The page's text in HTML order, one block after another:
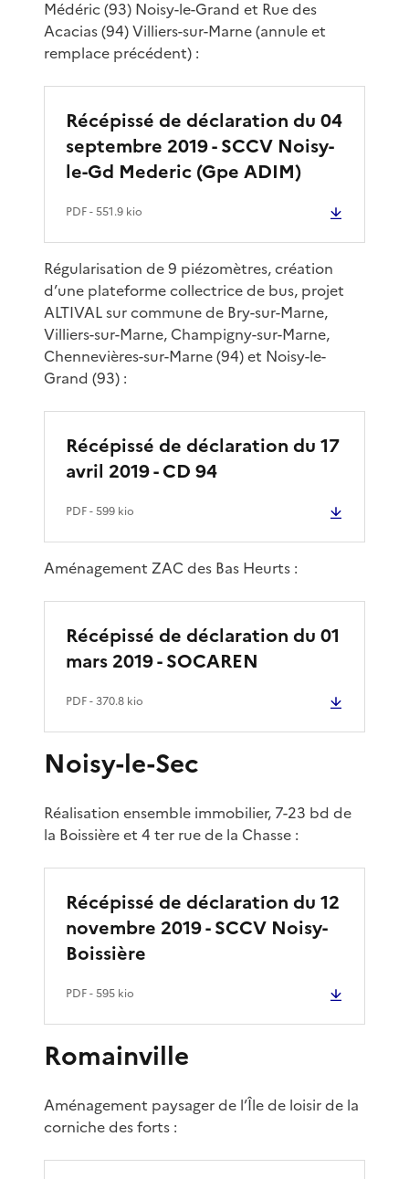
Médéric (93) Noisy-le-Grand et Rue des
Acacias (94) Villiers-sur-Marne (annule et
remplace précédent) :
Récépissé de déclaration du 04
septembre 2019 - SCCV Noisy-
le-Gd Mederic (Gpe ADIM)
PDF- 551.9 kio
Régularisation de 9 piézomètres, création
d’une plateforme collectrice de bus, projet
ALTIVAL sur commune de Bry-sur-Marne,
Villiers-sur-Marne, Champigny-sur-Marne,
Chennevières-sur-Marne (94) et Noisy-le-
Grand (93) :
Récépissé de déclaration du 17
avril 2019 - CD 94
PDF- 599 kio
Aménagement ZAC des Bas Heurts :
Récépissé de déclaration du 01
mars 2019 - SOCAREN
PDF- 370.8 kio
Noisy-le-Sec
Réalisation ensemble immobilier, 7-23 bd de
la Boissière et 4 ter rue de la Chasse :
Récépissé de déclaration du 12
novembre 2019 - SCCV Noisy-
Boissière
PDF- 595 kio
Romainville
Aménagement paysager de l’Île de loisir de la
corniche des forts :